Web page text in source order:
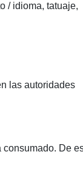
/ idioma, tatuaje,
las autoridades
De